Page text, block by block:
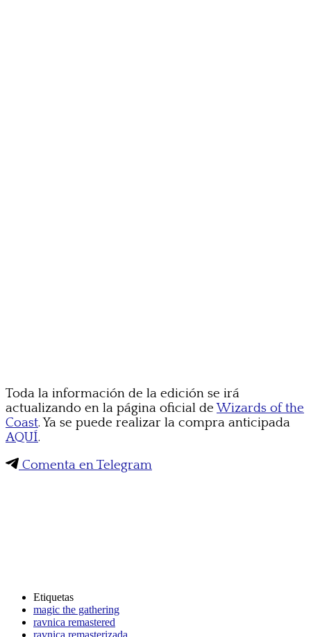
Toda la información de la edición se irá
actualizando en la página oficial deWizards of the
Coast. Ya se puede realizar la compra anticipada
AQUÍ.
Comenta en Telegram
Etiquetas
magic the gathering
ravnica remastered